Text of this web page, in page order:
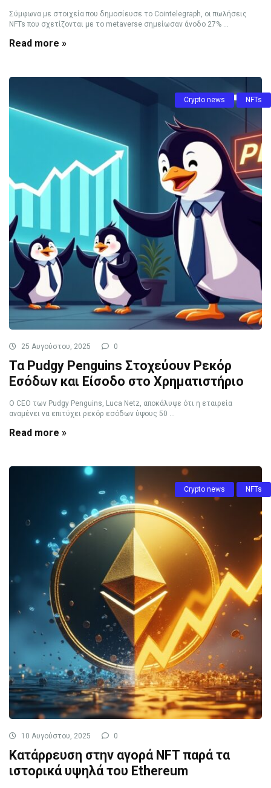
Σύμφωνα με στοιχεία που δημοσίευσε το Cointelegraph, οι πωλήσεις
NFTs που σχετίζονται με το metaverse σημείωσαν άνοδο 27% ...
Read more »
Crypto news NFTs
25 Αυγούστου, 2025 0
Τα Pudgy Penguins Στοχεύουν Ρεκόρ
Εσόδων και Είσοδο στο Χρηματιστήριο
Ο CEO των Pudgy Penguins, Luca Netz, αποκάλυψε ότι η εταιρεία
αναμένει να επιτύχει ρεκόρ εσόδων ύψους 50 ...
Read more »
Crypto news NFTs
10 Αυγούστου, 2025 0
Κατάρρευση στην αγορά NFT παρά τα
ιστορικά υψηλά του Ethereum